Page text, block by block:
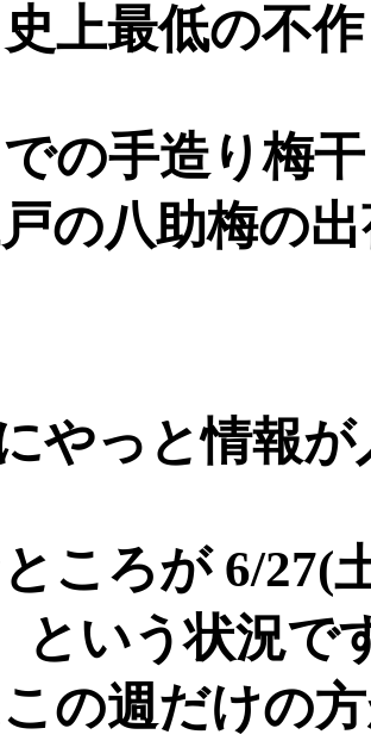
上最低の不
の手造り梅
の八助梅の
やっと情報
ころが 6/27(
という状況で
の週だけの